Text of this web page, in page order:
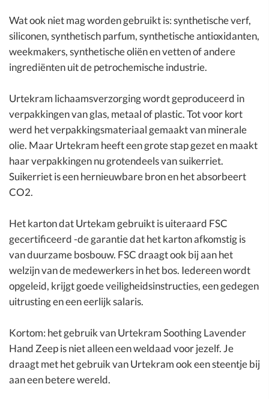
Wat ook niet mag worden gebruikt is: synthetische verf,
siliconen, synthetisch parfum, synthetische antioxidanten,
weekmakers, synthetische oliën en vetten of andere
ingrediënten uit de petrochemische industrie.
Urtekram lichaamsverzorging wordt geproduceerd in
verpakkingen van glas, metaal of plastic. Tot voor kort
werd het verpakkingsmateriaal gemaakt van minerale
olie. Maar Urtekram heeft een grote stap gezet en maakt
haar verpakkingen nu grotendeels van suikerriet.
Suikerriet is een hernieuwbare bron en het absorbeert
CO2.
Het karton dat Urtekam gebruikt is uiteraard FSC
gecertificeerd -de garantie dat het karton afkomstig is
van duurzame bosbouw. FSC draagt ook bij aan het
welzijn van de medewerkers in het bos. Iedereen wordt
opgeleid, krijgt goede veiligheidsinstructies, een gedegen
uitrusting en een eerlijk salaris.
Kortom: het gebruik van Urtekram Soothing Lavender
Hand Zeep is niet alleen een weldaad voor jezelf. Je
draagt met het gebruik van Urtekram ook een steentje bij
aan een betere wereld.